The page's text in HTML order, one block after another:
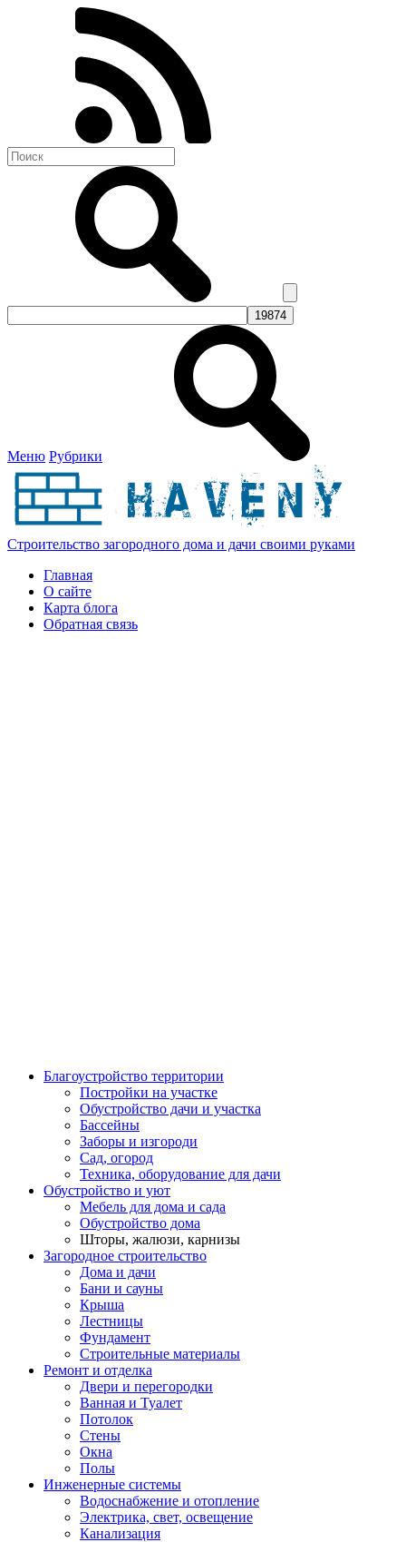
Меню Рубрики
Строительство загородного дома и дачи своими руками
Главная
О сайте
Карта блога
Обратная связь
Благоустройство территории
Постройки на участке
Обустройство дачи и участка
Бассейны
Заборы и изгороди
Сад, огород
Техника, оборудование для дачи
Обустройство и уют
Мебель для дома и сада
Обустройство дома
Шторы, жалюзи, карнизы
Загородное строительство
Дома и дачи
Бани и сауны
Крыша
Лестницы
Фундамент
Строительные материалы
Ремонт и отделка
Двери и перегородки
Ванная и Туалет
Потолок
Стены
Окна
Полы
Инженерные системы
Водоснабжение и отопление
Электрика, свет, освещение
Канализация